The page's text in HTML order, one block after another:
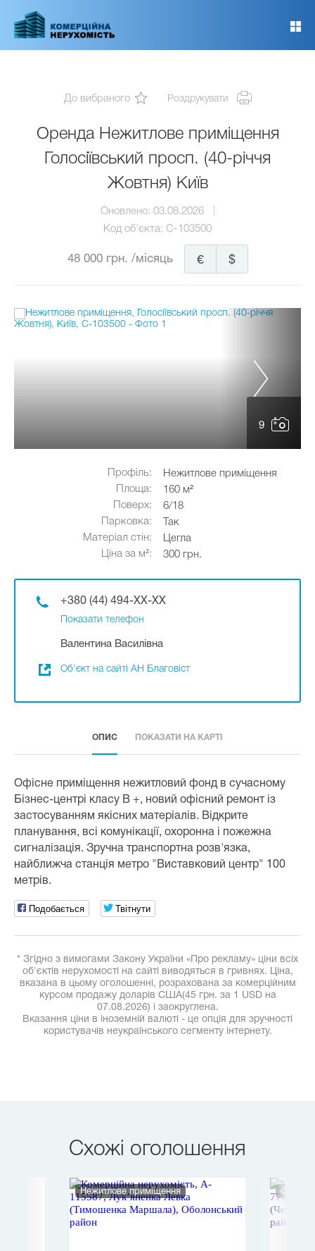
основного
До вибраного Роздрукувати
Оренда Нежитлове приміщення
Голосіївський просп. (40-річчя
Жовтня) Київ
Оновлено: 03.08.2026
Код об'єкта: C-103500
48 000 грн. /місяць $
€
9
Профіль:
Нежитлове приміщення
Площа:
160 м²
Поверх:
6/18
Парковка:
Так
Матеріал стін:
Цегла
Ціна за м²:
300 грн.
+380 (44) 494-XX-XX
Показати телефон
Валентина Василівна
Об'єкт на сайті АН Благовіст
ОПИС ПОКАЗАТИ НА КАРТІ
Офісне приміщення нежитловий фонд в сучасному
Бізнес-центрі класу В +, новий офісний ремонт із
застосуванням якісних матеріалів. Відкрите
планування, всі комунікації, охоронна і пожежна
сигналізація. Зручна транспортна розв'язка,
найближча станція метро "Виставковий центр" 100
метрів.
Подобається Твітнути
* Згідно з вимогами Закону України «Про рекламу» ціни всіх
об'єктів нерухомості на сайті виводяться в гривнях. Ціна,
вказана в цьому оголошенні, розрахована за комерційним
курсом продажу доларів США(45 грн. за 1 USD на
07.08.2026) і заокруглена.
Вказання ціни в іноземній валюті - це опція для зручності
користувачів неукраїнського сегменту інтернету.
Схожі оголошення
Нежитлове приміщення Офіс